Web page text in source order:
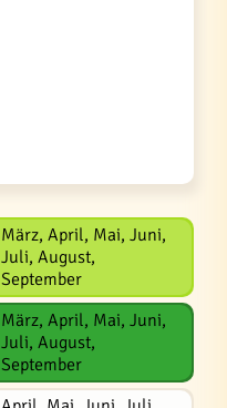
März, April, Mai, Juni,
Juli, August,
September
März, April, Mai, Juni,
Juli, August,
September